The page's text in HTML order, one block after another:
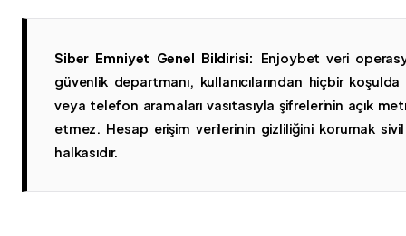
Siber Emniyet Genel Bildirisi:
Enjoybet veri
güvenlik departmanı, kullanıcılarından hiçbir
veya telefon aramaları vasıtasıyla şifrelerinin açık
etmez. Hesap erişim verilerinin gizliliğini korumak
halkasıdır.